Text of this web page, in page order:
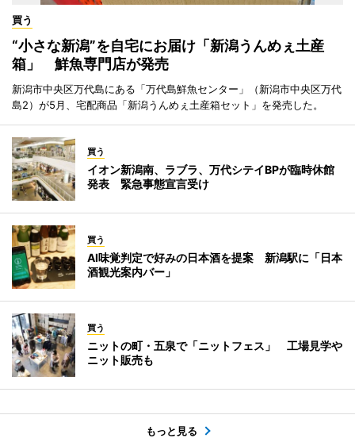
買う
“小さな新潟”を自宅にお届け「新潟うんめぇ土産
箱」 鮮魚専門店が発売
新潟市中央区万代島にある「万代島鮮魚センター」（新潟市中央区万代
島2）が5月、宅配商品「新潟うんめぇ土産箱セット」を発売した。
買う
イオン新潟南、ラブラ、万代シテイBPが臨時休館
発表 緊急事態宣言受け
買う
AI味覚判定で好みの日本酒を提案 新潟駅に「日本
酒観光案内バー」
買う
ニットの町・五泉で「ニットフェス」 工場見学や
ニット販売も
もっと見る